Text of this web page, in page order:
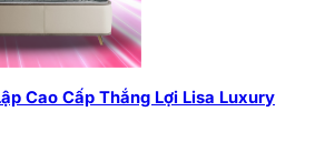
Cao Cấp Thắng Lợi Lisa Luxury